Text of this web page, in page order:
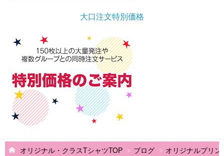
大口注文特別価格
オリジナル・クラスTシャツTOP ブログ オリジナルプリ